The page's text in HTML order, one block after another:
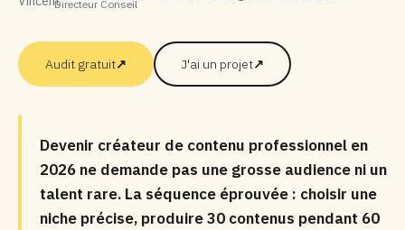
Directeur Conseil
Audit gratuit↗ J'ai un projet↗
Devenir créateur de contenu professionnel en
2026 ne demande pas une grosse audience ni un
talent rare. La séquence éprouvée : choisir une
niche précise, produire 30 contenus pendant 60